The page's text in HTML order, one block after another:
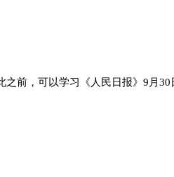
前，可以学习《人民日报》9月